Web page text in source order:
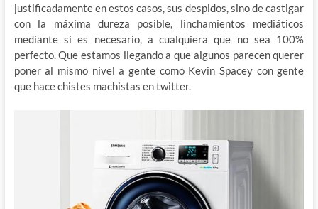
justificadamente en estos casos, sus despidos, sino de castigar
con la máxima dureza posible, linchamientos mediáticos
mediante si es necesario, a cualquiera que no sea 100%
perfecto. Que estamos llegando a que algunos parecen querer
poner al mismo nivel a gente como Kevin Spacey con gente
que hace chistes machistas en twitter.